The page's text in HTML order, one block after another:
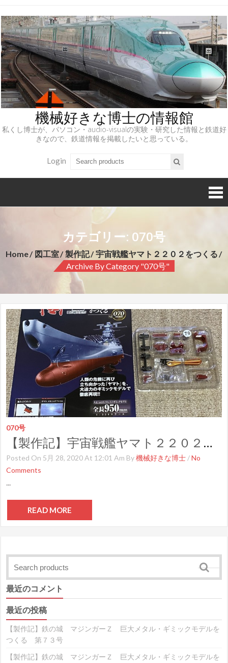
機械好きな博士の情報館
私くし博士が、パソコン・audio-visualの実験・研究した情報と鉄道好
きなので、鉄道情報を掲載したいと思っている。
Login
カテゴリー: 070号
Home 図工室 製作記
宇宙戦艦ヤマト２２０２をつくる
Archive By Category "070号"
070号
【製作記】宇宙戦艦ヤマト２２０２をつくる 第７０号
Posted On 5月 28, 2020 At 12:01 Am By機械好きな博士 /No
Comments
...
READ MORE
最近のコメント
最近の投稿
【製作記】鉄の城 マジンガーＺ 巨大メタル・ギミックモデルを
つくる 第７３号
【製作記】鉄の城 マジンガーＺ 巨大メタル・ギミックモデルを